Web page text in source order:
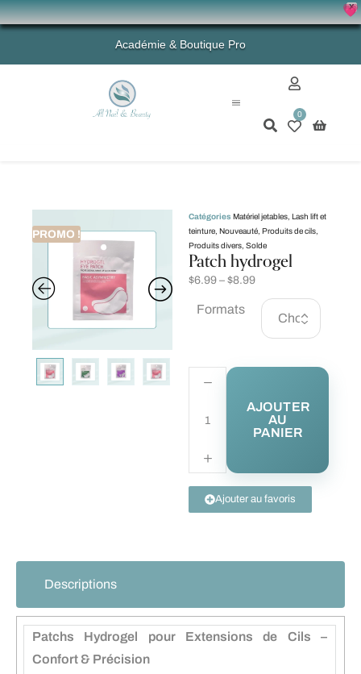
X
💗 -
Académie & Boutique Pro
0
PROMO !
Catégories Matériel jetables Lash lift et
teinture Nouveauté Produits de cils
Produits divers Solde
Patch hydrogel
$6.99 – $8.99
Formats
AJOUTER
AU
PANIER
Ajouter au favoris
Descriptions
Patchs Hydrogel pour Extensions de Cils –
Confort & Précision